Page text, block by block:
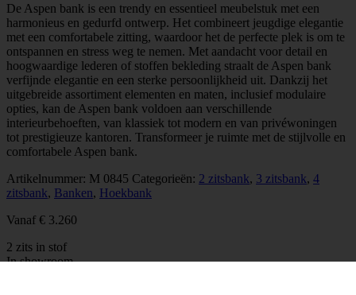
De Aspen bank is een trendy en essentieel meubelstuk met een
harmonieus en gedurfd ontwerp. Het combineert jeugdige elegantie
met een comfortabele zitting, waardoor het de perfecte plek is om te
ontspannen en stress weg te nemen. Met aandacht voor detail en
hoogwaardige lederen of stoffen bekleding straalt de Aspen bank
verfijnde elegantie en een sterke persoonlijkheid uit. Dankzij het
uitgebreide assortiment elementen en maten, inclusief modulaire
opties, kan de Aspen bank voldoen aan verschillende
interieurbehoeften, van klassiek tot modern en van privéwoningen
tot prestigieuze kantoren. Transformeer je ruimte met de stijlvolle en
comfortabele Aspen bank.
Artikelnummer: M 0845 Categorieën: 2 zitsbank, 3 zitsbank, 4
zitsbank, Banken, Hoekbank
Vanaf € 3.260
2 zits in stof
In showroom